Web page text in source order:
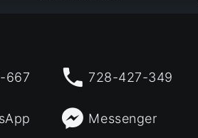
667 728-427-349
Messenger